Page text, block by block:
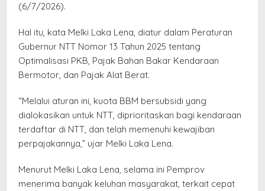
(6/7/2026).
Hal itu, kata Melki Laka Lena, diatur dalam Peraturan
Gubernur NTT Nomor 13 Tahun 2025 tentang
Optimalisasi PKB, Pajak Bahan Bakar Kendaraan
Bermotor, dan Pajak Alat Berat.
“Melalui aturan ini, kuota BBM bersubsidi yang
dialokasikan untuk NTT, diprioritaskan bagi kendaraan
terdaftar di NTT, dan telah memenuhi kewajiban
perpajakannya,” ujar Melki Laka Lena.
Menurut Melki Laka Lena, selama ini Pemprov
menerima banyak keluhan masyarakat, terkait cepat